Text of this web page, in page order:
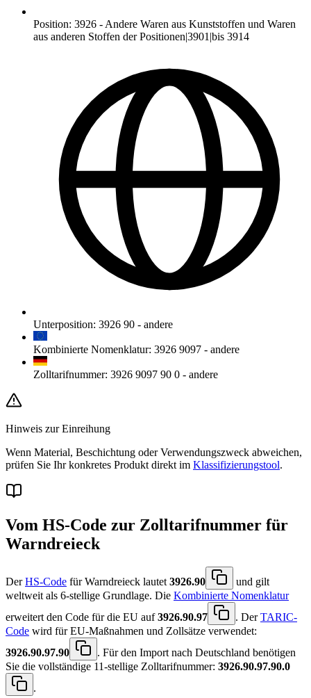
Position: 3926 - Andere Waren aus Kunststoffen und Waren
aus anderen Stoffen der Positionen|3901|bis 3914
Unterposition: 3926 90 - andere
Kombinierte Nomenklatur: 3926 9097 - andere
Zolltarifnummer: 3926 9097 90 0 - andere
Hinweis zur Einreihung
Wenn Material, Beschichtung oder Verwendungszweck abweichen,
prüfen Sie Ihr konkretes Produkt direkt im Klassifizierungstool.
Vom HS-Code zur Zolltarifnummer für
Warndreieck
DerHS-Code für Warndreieck lautet3926.90
und gilt
weltweit als 6-stellige Grundlage. Die Kombinierte Nomenklatur
erweitert den Code für die EU auf3926.90.97 . DerTARIC-
Code wird für EU-Maßnahmen und Zollsätze verwendet:
3926.90.97.90
. Für den Import nach Deutschland benötigen
Sie die vollständige 11-stellige Zolltarifnummer: 3926.90.97.90.0
.